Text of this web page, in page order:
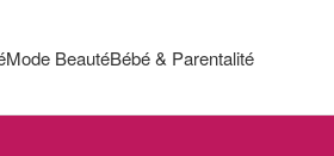
Mode BeautéBébé & Parentalité